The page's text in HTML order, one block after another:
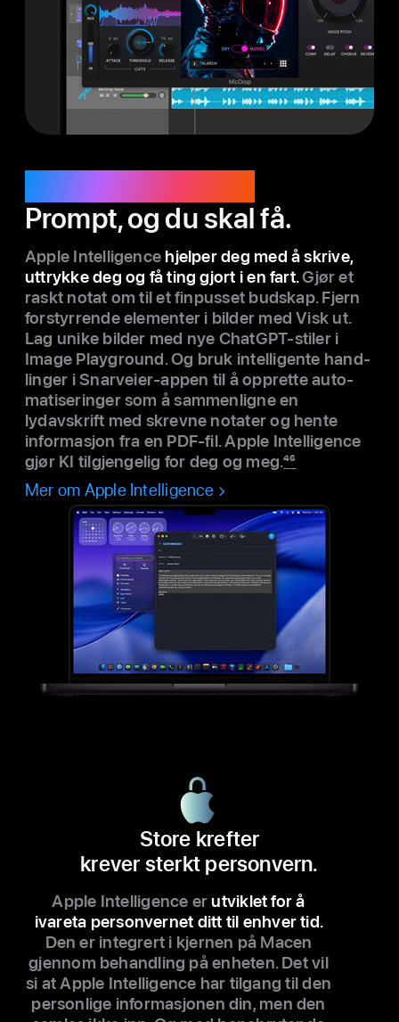
Prompt, og du skal få.
Apple Intelligence hjelper deg med å skrive,
uttrykke deg og få ting gjort i en fart.Gjør et
raskt notat om til et finpusset budskap. Fjern
forstyrrende elementer i bilder med Visk ut.
Lag unike bilder med nye ChatGPT-stiler i
Image Playground. Og bruk intelligente hand­
ling­er i Snarveier-appen til å opprette auto­
matiseringer som å sammenligne en
lydavskrift med skrevne notater og hente
informa­sjon fra en PDF-fil. Apple Intelligence
gjør KI til­gjeng­elig for deg og meg.46
Mer om Apple Intelligence
Store krefter
krever sterkt person­vern.
Apple Intelligence erutviklet for å
ivareta person­vernet ditt til enhver tid.
Den er integrert i kjernen på Macen
gjennom behand­ling på enheten. Det vil
si at Apple Intelligence har tilgang til den
person­lige informa­sjonen din, men den